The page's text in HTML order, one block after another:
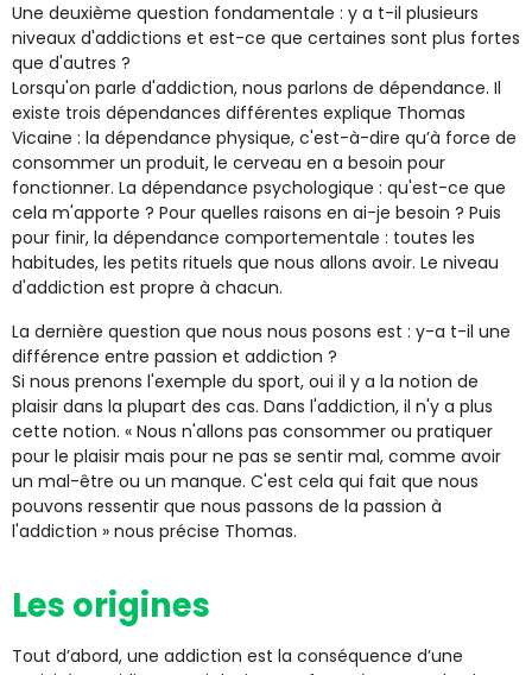
Une deuxième question fondamentale : y a t-il plusieurs
niveaux d'addictions et est-ce que certaines sont plus fortes
que d'autres ?
Lorsqu'on parle d'addiction, nous parlons de dépendance. Il
existe trois dépendances différentes explique Thomas
Vicaine : la dépendance physique, c'est-à-dire qu’à force de
consommer un produit, le cerveau en a besoin pour
fonctionner. La dépendance psychologique : qu'est-ce que
cela m'apporte ? Pour quelles raisons en ai-je besoin ? Puis
pour finir, la dépendance comportementale : toutes les
habitudes, les petits rituels que nous allons avoir. Le niveau
d'addiction est propre à chacun.
La dernière question que nous nous posons est : y-a t-il une
différence entre passion et addiction ?
Si nous prenons l'exemple du sport, oui il y a la notion de
plaisir dans la plupart des cas. Dans l'addiction, il n'y a plus
cette notion. « Nous n'allons pas consommer ou pratiquer
pour le plaisir mais pour ne pas se sentir mal, comme avoir
un mal-être ou un manque. C'est cela qui fait que nous
pouvons ressentir que nous passons de la passion à
l'addiction » nous précise Thomas.
Les origines
Tout d’abord, une addiction est la conséquence d’une